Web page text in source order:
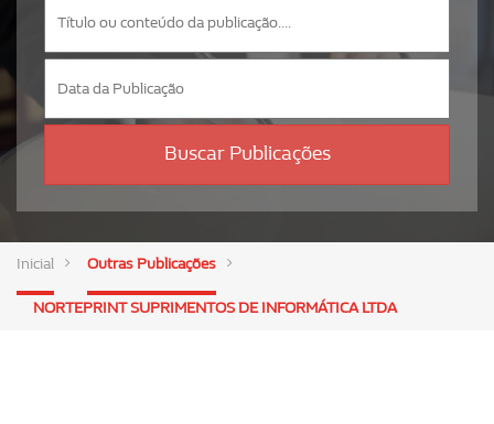
Buscar Publicações
Inicial Outras Publicações
NORTEPRINT SUPRIMENTOS DE INFORMÁTICA LTDA